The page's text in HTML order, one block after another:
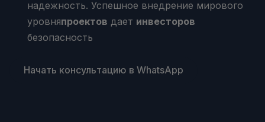
надежность. Успешное внедрение мирового
уровняпроектов дает инвесторов
безопасность
Начать консультацию в WhatsApp